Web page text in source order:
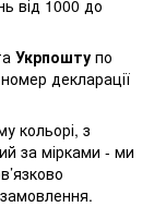
від 1000 до
Укрпошту по
декларації
кольорі, з
за мірками - ми